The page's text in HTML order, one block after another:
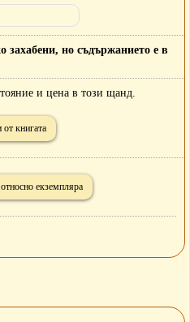
захабени, но съдържанието е в
и цена в този щанд.
книгата
екземпляра